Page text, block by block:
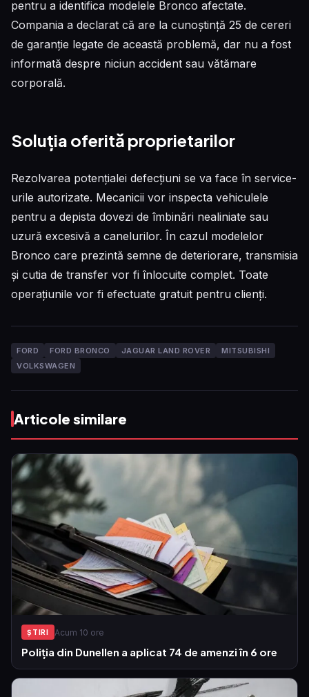
pentru a identifica modelele Bronco afectate.
Compania a declarat că are la cunoștință 25 de cereri
de garanție legate de această problemă, dar nu a fost
informată despre niciun accident sau vătămare
corporală.
Soluția oferită proprietarilor
Rezolvarea potențialei defecțiuni se va face în service-
urile autorizate. Mecanicii vor inspecta vehiculele
pentru a depista dovezi de îmbinări nealiniate sau
uzură excesivă a canelurilor. În cazul modelelor
Bronco care prezintă semne de deteriorare, transmisia
și cutia de transfer vor fi înlocuite complet. Toate
operațiunile vor fi efectuate gratuit pentru clienți.
FORD FORD BRONCO JAGUAR LAND ROVER
MITSUBISHI
VOLKSWAGEN
Articole similare
ŞTIRI Acum 10 ore
Poliția din Dunellen a aplicat 74 de amenzi în 6 ore